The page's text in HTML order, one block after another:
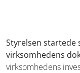
Styrelsen startede
virksomhedens
virksomhedens